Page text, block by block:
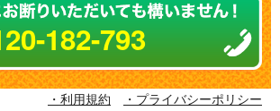
182-793
・利用規約 ・プライバシーポリシー